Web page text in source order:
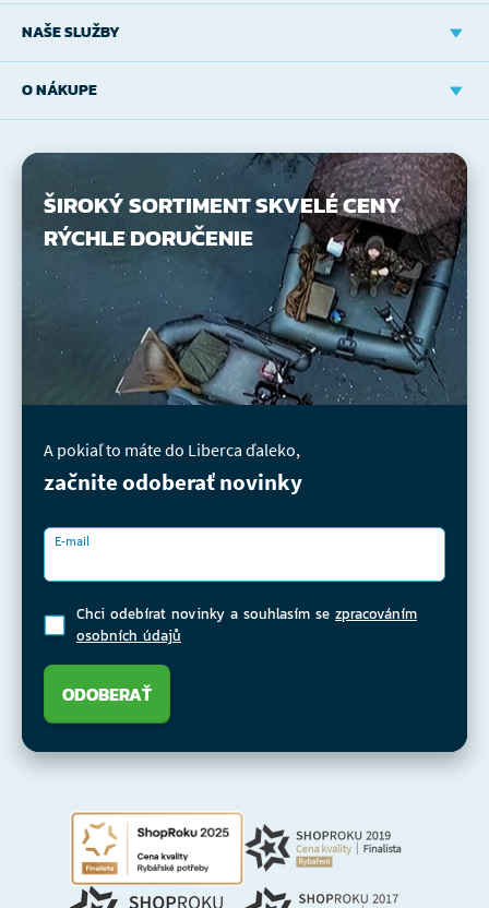
NAŠE SLUŽBY
O NÁKUPE
ŠIROKÝ SORTIMENTSKVELÉ CENY
RÝCHLE DORUČENIE
A pokiaľ to máte do Liberca ďaleko,
začnite odoberať novinky
E-mail
Chci odebírat novinky a souhlasím se zpracováním
osobních údajů
ODOBERAŤ